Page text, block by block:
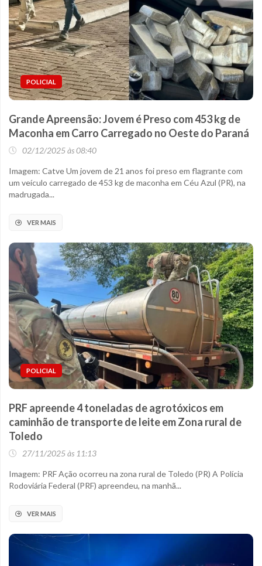
POLICIAL
Grande Apreensão: Jovem é Preso com 453 kg de
Maconha em Carro Carregado no Oeste do Paraná
02/12/2025 às 08:40
Imagem: Catve Um jovem de 21 anos foi preso em flagrante com
um veículo carregado de 453 kg de maconha em Céu Azul (PR), na
madrugada...
VER MAIS
POLICIAL
PRF apreende 4 toneladas de agrotóxicos em
caminhão de transporte de leite em Zona rural de
Toledo
27/11/2025 às 11:13
Imagem: PRF Ação ocorreu na zona rural de Toledo (PR) A Polícia
Rodoviária Federal (PRF) apreendeu, na manhã...
VER MAIS